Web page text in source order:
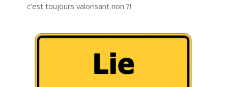
c’est toujours valorisant non ?!